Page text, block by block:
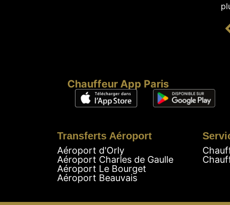
Chauffeur App Paris
Transferts Aéroport
Aéroport d'Orly
Aéroport Charles de Gaulle
Aéroport Le Bourget
Aéroport Beauvais